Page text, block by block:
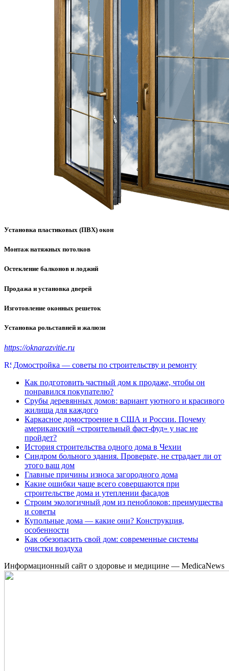
Установка пластиковых (ПВХ) окон
Монтаж натяжных потолков
Остекление балконов и лоджий
Продажа и установка дверей
Изготовление оконных решеток
Установка рольставней и жалюзи
https://oknarazvitie.ru
Домостройка — советы по строительству и ремонту
Как подготовить частный дом к продаже, чтобы он
понравился покупателю?
Срубы деревянных домов: вариант уютного и красивого
жилища для каждого
Каркасное домостроение в США и России. Почему
американский «строительный фаст-фуд» у нас не
пройдет?
История строительства одного дома в Чехии
Синдром больного здания. Проверьте, не страдает ли от
этого ваш дом
Главные причины износа загородного дома
Какие ошибки чаще всего совершаются при
строительстве дома и утеплении фасадов
Строим экологичный дом из пеноблоков: преимущества
и советы
Купольные дома — какие они? Конструкция,
особенности
Как обезопасить свой дом: современные системы
очистки воздуха
Информационный сайт о здоровье и медицине — MedicaNews